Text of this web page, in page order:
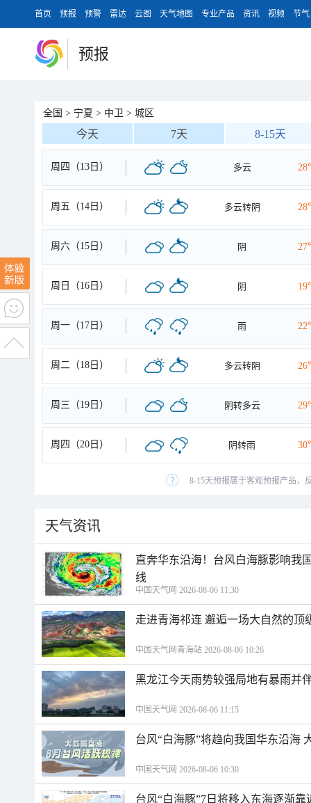
首页 预报 预警 雷达 云图 天气地图 专业产品 资讯 视频 节气
预报
全国 > 宁夏 > 中卫 > 城区
今天 7天 8-15天
周四（13日） 多云
周五（14日） 多云转阴
周六（15日） 阴
周日（16日） 阴
周一（17日） 雨
周二（18日） 多云转阴
周三（19日） 阴转多云
周四（20日） 阴转雨
8-15天预报属于客观预报产品，
天气资讯
直奔华东沿海！台风白海豚影响我
线
中国天气网 2026-08-06 11:30
走进青海祁连 邂逅一场大自然的顶
中国天气网青海站 2026-08-06 10:26
黑龙江今天雨势较强局地有暴雨并
中国天气网 2026-08-06 11:15
台风“白海豚”将趋向我国华东沿海
中国天气网 2026-08-06 10:30
台风“白海豚”7日将移入东海逐渐